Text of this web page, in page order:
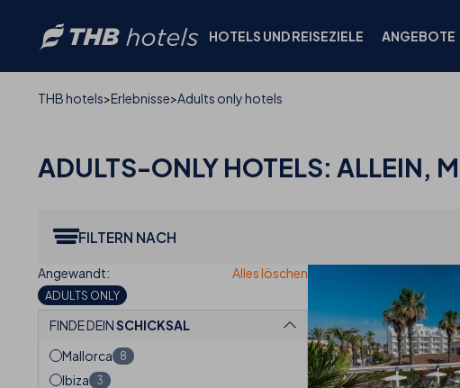
HOTELS UND REISEZIELE ANGEBOTE
THB hotels Erlebnisse Adults only hotels
ADULTS-ONLY HOTELS: ALLEIN,
FILTERN NACH
ADULTS ONLY
FINDE DEINSCHICKSAL
Mallorca
8
Ibiza 3